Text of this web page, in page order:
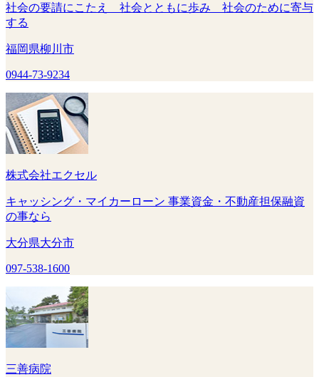
社会の要請にこたえ 社会とともに歩み 社会のために寄与
する
福岡県柳川市
0944-73-9234
株式会社エクセル
キャッシング・マイカーローン 事業資金・不動産担保融資
の事なら
大分県大分市
097-538-1600
三善病院